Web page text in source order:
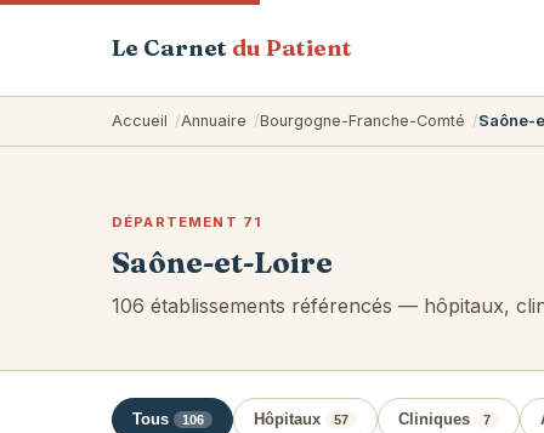
Le Carnet du Patient
Accueil Annuaire Bourgogne-Franche-Comté Saône-
DÉPARTEMENT 71
Saône-et-Loire
106 établissements référencés — hôpitaux,
Tous 106 Hôpitaux 57 Cliniques 7